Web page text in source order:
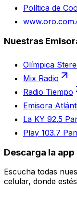
Política de
Nuestras
Olímpica
Mix Radio
Radio Tiempo
Emisora
La KY 92.5
Play 103.7
Descarga la app
Escucha todas
celular, donde